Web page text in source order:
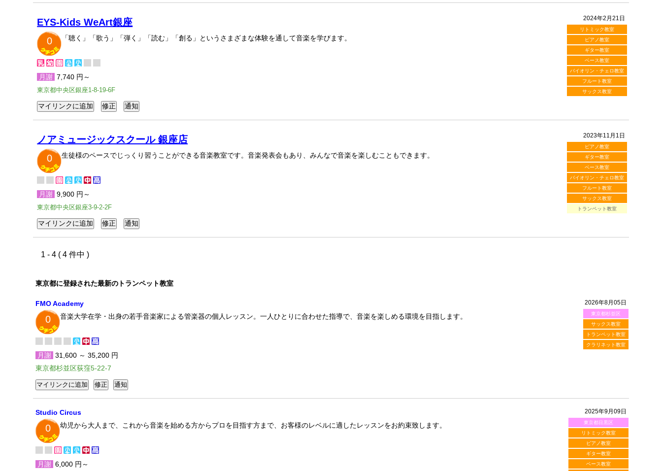
2024年2月21日
リトミック教室
ピアノ教室
ギター教室
ベース教室
バイオリン・チェロ教室
フルート教室
サックス教室
EYS-Kids WeArt銀座
0
「聴く」「歌う」「弾く」「読む」「創る」というさまざまな体験を通して音楽を学びます。
月謝 7,740 円～
東京都中央区銀座1-8-19-6F
2023年11月1日
ピアノ教室
ギター教室
ベース教室
バイオリン・チェロ教室
フルート教室
サックス教室
トランペット教室
ノアミュージックスクール 銀座店
0
生徒様のペースでじっくり習うことができる音楽教室です。音楽発表会もあり、みんなで音楽を楽しむこともできます。
月謝 9,900 円～
東京都中央区銀座3-9-2-2F
1 - 4 ( 4 件中 )
東京都に登録された最新のトランペット教室
2026年8月05日
東京都杉並区
サックス教室
トランペット教室
クラリネット教室
FMO Academy
0 音楽大学在学・出身の若手音楽家による管楽器の個人レッスン。一人ひとりに合わせた指導で、音楽を楽しめる環境を目指します。
月謝 31,600 ～ 35,200 円
東京都杉並区荻窪5-22-7
2025年9月09日
東京都目黒区
リトミック教室
ピアノ教室
ギター教室
ベース教室
Studio Circus
0 幼児から大人まで、これから音楽を始める方からプロを目指す方まで、お客様のレベルに適したレッスンをお約束致します。
月謝 6,000 円～